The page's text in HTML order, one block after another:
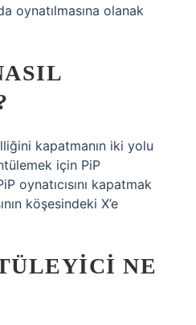
oynatılmasına olanak
kapatmanın iki yolu
için PiP
oynatıcısını kapatmak
köşesindeki X’e
NE